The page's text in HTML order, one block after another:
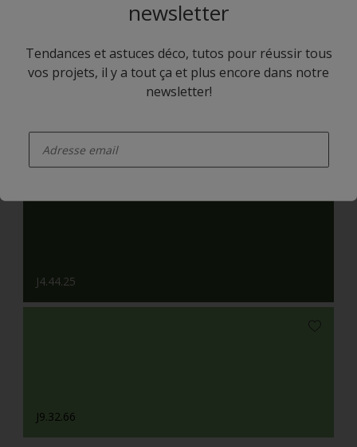
J8.12.80
J4.44.25
J9.32.66
newsletter
Tendances et astuces déco, tutos pour réussir tous
vos projets, il y a tout ça et plus encore dans notre
newsletter!